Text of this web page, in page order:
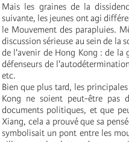
Mais les graines de la
suivante, les jeunes ont agi
le Mouvement des parapluies.
discussion sérieuse au sein de
de l'avenir de Hong Kong : de la
défenseurs de
etc.
Bien que plus tard, les
Kong ne soient peut-être pas
documents politiques, et que
Xiang, cela a prouvé que sa
symbolisait un pont entre les